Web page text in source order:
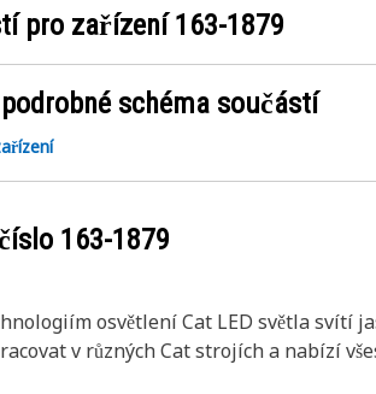
pro zařízení163-1879
schéma součástí
163-1879
osvětlení Cat LED světla svítí
v různých Cat strojích a nabízí